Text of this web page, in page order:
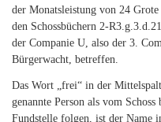
der Monatsleistung von 24
den Schossbüchern 2-
der Companie U, also der 3.
Bürgerwacht, betreffen.
Das Wort „frei“ in der
genannte Person als vom
Fundstelle folgen, ist der Name